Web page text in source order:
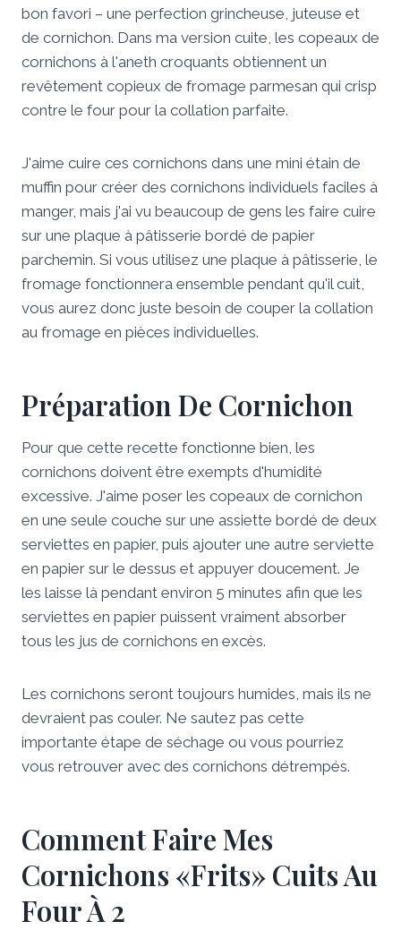
bon favori – une perfection grincheuse, juteuse et
de cornichon. Dans ma version cuite, les copeaux de
cornichons à l'aneth croquants obtiennent un
revêtement copieux de fromage parmesan qui crisp
contre le four pour la collation parfaite.
J'aime cuire ces cornichons dans une mini étain de
muffin pour créer des cornichons individuels faciles à
manger, mais j'ai vu beaucoup de gens les faire cuire
sur une plaque à pâtisserie bordé de papier
parchemin. Si vous utilisez une plaque à pâtisserie, le
fromage fonctionnera ensemble pendant qu'il cuit,
vous aurez donc juste besoin de couper la collation
au fromage en pièces individuelles.
Préparation De Cornichon
Pour que cette recette fonctionne bien, les
cornichons doivent être exempts d'humidité
excessive. J'aime poser les copeaux de cornichon
en une seule couche sur une assiette bordé de deux
serviettes en papier, puis ajouter une autre serviette
en papier sur le dessus et appuyer doucement. Je
les laisse là pendant environ 5 minutes afin que les
serviettes en papier puissent vraiment absorber
tous les jus de cornichons en excès.
Les cornichons seront toujours humides, mais ils ne
devraient pas couler. Ne sautez pas cette
importante étape de séchage ou vous pourriez
vous retrouver avec des cornichons détrempés.
Comment Faire Mes
Cornichons «frits» Cuits Au
Four À 2